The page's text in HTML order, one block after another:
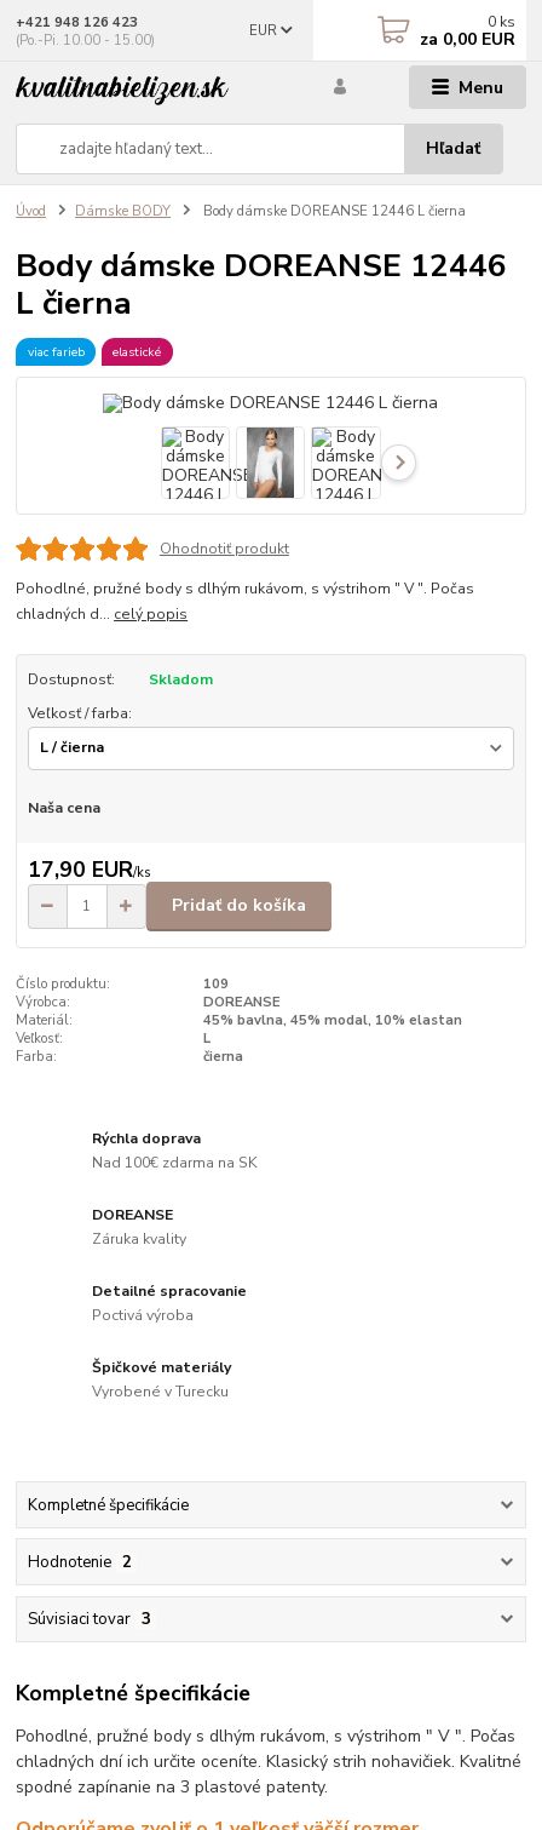
Menu
EUR
Hľadať
+421 948 126 423
(Po.-Pi. 10.00 - 15.00)
0 ks
za 0,00 EUR
Úvod Dámske BODY Body dámske DOREANSE 12446 L čierna
Body dámske DOREANSE 12446
L čierna
viac farieb elastické
Ohodnotiť produkt
Pohodlné, pružné body s dlhým rukávom, s výstrihom " V ". Počas
chladných d... celý popis
Dostupnosť:
Skladom
Veľkosť / farba:
Naša cena
17,90 EUR/ks
Pridať do košíka
Číslo produktu:
109
Výrobca:
DOREANSE
Materiál:
45% bavlna, 45% modal, 10% elastan
Veľkosť:
L
Farba:
čierna
Rýchla doprava
Nad 100€ zdarma na SK
DOREANSE
Záruka kvality
Detailné spracovanie
Poctivá výroba
Špičkové materiály
Vyrobené v Turecku
Kompletné špecifikácie
Hodnotenie 2
Súvisiaci tovar 3
Kompletné špecifikácie
Pohodlné, pružné body s dlhým rukávom, s výstrihom " V ". Počas
chladných dní ich určite oceníte. Klasický strih nohavičiek. Kvalitné
spodné zapínanie na 3 plastové patenty.